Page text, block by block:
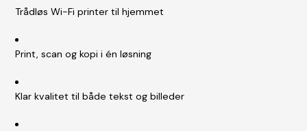
Trådløs Wi-Fi printer til hjemmet
Print, scan og kopi i én løsning
Klar kvalitet til både tekst og billeder